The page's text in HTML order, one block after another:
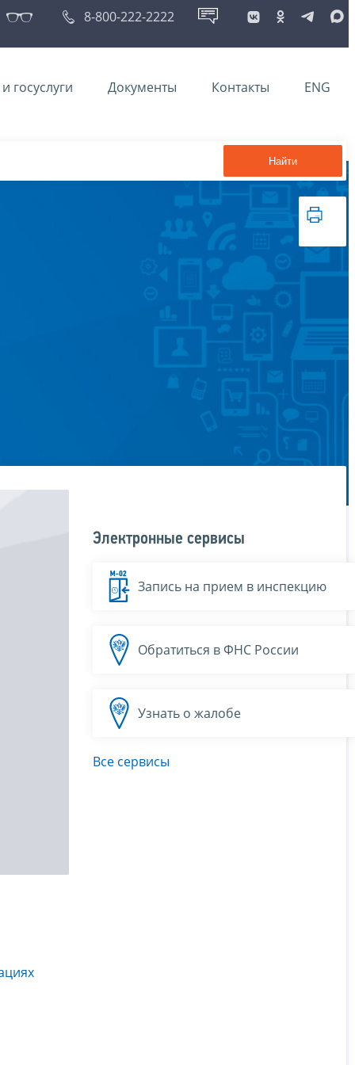
8-800-222-2222
госуслуги Документы Контакты ENG
Найти
Электронные сервисы
Запись на прием в инспекцию
Обратиться в ФНС России
Узнать о жалобе
Все сервисы